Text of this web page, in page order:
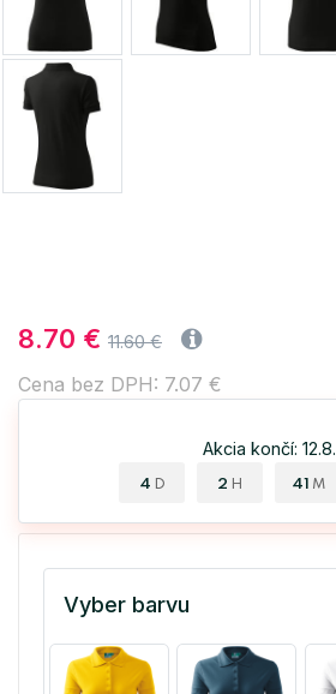
8.70 € 11.60 €
Cena bez DPH: 7.07 €
Akcia končí: 12.8.
4 D 2 H 41 M
Vyber barvu